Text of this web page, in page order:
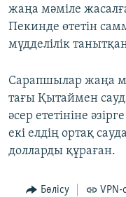
жаңа мәміле
Пекинде өтетін
мүдделілік
Сарапшылар жаңа
тағы Қытаймен
әсер ететініне
екі елдің ортақ
долларды құраған.
Бөлісу VPN-